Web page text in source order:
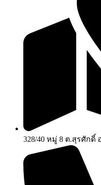
328/40 หมู่ 8 ต.สุรศักดิ์